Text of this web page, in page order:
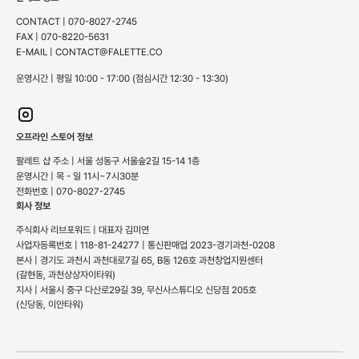
CONTACT | 070-8027-2745
FAX | 070-8220-5631
E-MAIL | CONTACT@FALETTE.CO
운영시간 | 평일 10:00 - 17:00 (점심시간 12:30 - 13:30)
오프라인 스토어 정보
팔레트 샵 주소 | 서울 성동구 서울숲2길 15-14 1층
운영시간 | 목 - 일 11시~7시30분
전화번호 | 070-8027-2745
회사 정보
주식회사 리브포워드 | 대표자 김미연
사업자등록번호 | 118-81-24277 | 통신판매업 2023-경기과천-0208
본사 | 경기도 과천시 과천대로7길 65, B동 126호 과천창업지원센터
(갈현동, 과천상상자이타워)
지사 | 서울시 중구 다산로29길 39, 무신사스튜디오 신당점 205호
(신당동, 이안타워)